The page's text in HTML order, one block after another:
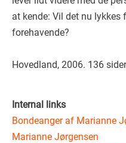
at kende: Vil det nu lykkes
forehavende?
Hovedland, 2006. 136
Internal links
Bondeanger af Marianne
Marianne Jørgensen